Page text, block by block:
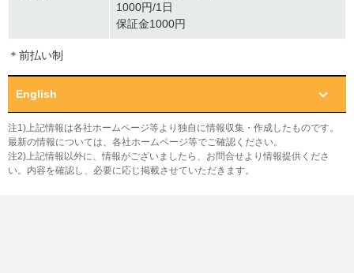
1000円/1日
保証金1000円
＊前払い制
English
注1)上記情報は各社ホームページ等より独自に情報収集・作成したものです。
最新の情報については、各社ホームページ等でご確認ください。
注2)上記情報以外に、情報がございましたら、お問合せより情報提供くださ
い。内容を確認し、必要に応じ掲載させていただきます。